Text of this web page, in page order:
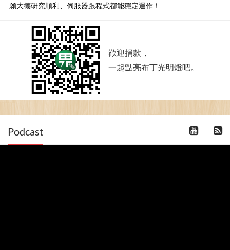
願大德研究順利、伺服器跟程式都能穩定運作！
歡迎捐款，
一起點亮布丁光明燈吧。
Podcast